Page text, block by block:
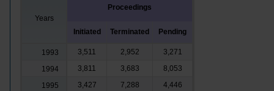
Years
Proceedings
Initiated Terminated Pending
1993 3,511 2,952
3,271
1994
3,811 3,683
8,053
1995
3,427 7,288
4,446